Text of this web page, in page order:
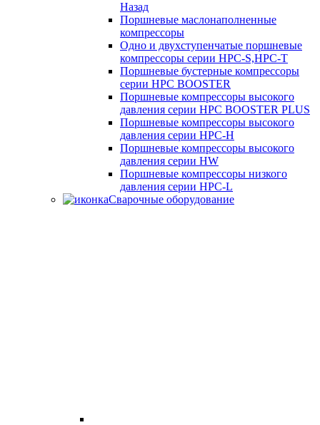
Назад
Поршневые маслонаполненные
компрессоры
Одно и двухступенчатые поршневые
компрессоры серии HPC-S,HPC-T
Поршневые бустерные компрессоры
серии HPC BOOSTER
Поршневые компрессоры высокого
давления серии HPC BOOSTER PLUS
Поршневые компрессоры высокого
давления серии HPC-H
Поршневые компрессоры высокого
давления серии HW
Поршневые компрессоры низкого
давления серии HPC-L
Сварочные оборудование